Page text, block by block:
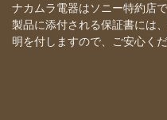
ナカムラ電器はソニー特約店
製品に添付される保証書には
明を付しますので、ご安心くだ